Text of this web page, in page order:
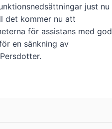
just nu
det kommer nu att
för assistans med god
en sänkning av